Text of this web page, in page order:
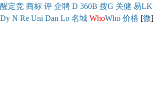
醒定竞 商标 评 企聘 D 360B 搜G 关健 易LK
Dy N Re Uni Dan Lo 名城 WhoWho 价格 [微]